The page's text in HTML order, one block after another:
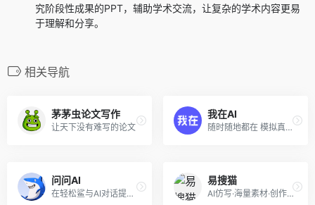
究阶段性成果的PPT，辅助学术交流，让复杂的学术内容更易
于理解和分享。
相关导航
茅茅虫论文写作
让天下没有难写的论文
我在AI
随时随地都在 模拟真实的情感交互体验
问问AI
在轻松鲨与AI对话提问，就像聊天一样简单
易搜猫
AI仿写·海量素材·创作更高效